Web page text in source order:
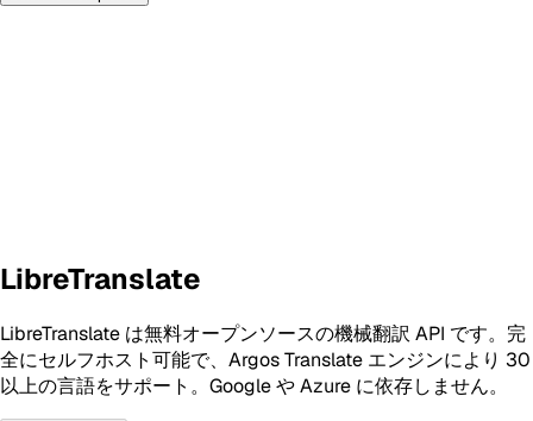
LibreTranslate
LibreTranslate は無料オープンソースの機械翻訳 API です。完
全にセルフホスト可能で、Argos Translate エンジンにより 30
以上の言語をサポート。Google や Azure に依存しません。